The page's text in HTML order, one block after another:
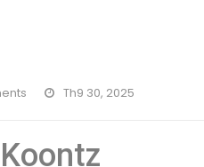
Th9 30, 2025